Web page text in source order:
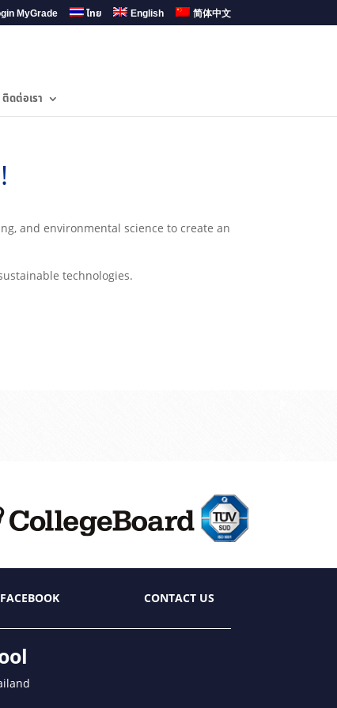
MyGrade ไทย English 简体中文
ติดต่อเรา
and environmental science to create an
technologies.
FACEBOOK CONTACT US